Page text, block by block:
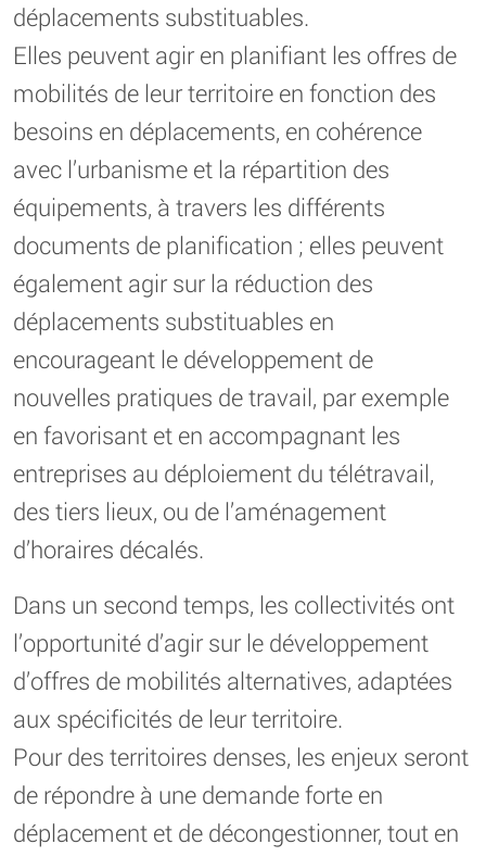
déplacements substituables.
Elles peuvent agir en planifiant les offres de
mobilités de leur territoire en fonction des
besoins en déplacements, en cohérence
avec l’urbanisme et la répartition des
équipements, à travers les différents
documents de planification ; elles peuvent
également agir sur la réduction des
déplacements substituables en
encourageant le développement de
nouvelles pratiques de travail, par exemple
en favorisant et en accompagnant les
entreprises au déploiement du télétravail,
des tiers lieux, ou de l’aménagement
d’horaires décalés.
Dans un second temps, les collectivités ont
l’opportunité d’agir sur le développement
d’offres de mobilités alternatives, adaptées
aux spécificités de leur territoire.
Pour des territoires denses, les enjeux seront
de répondre à une demande forte en
déplacement et de décongestionner, tout en